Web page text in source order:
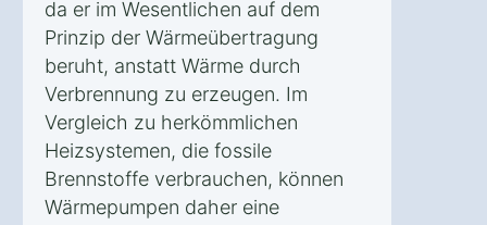
da er im Wesentlichen auf dem
Prinzip der Wärmeübertragung
beruht, anstatt Wärme durch
Verbrennung zu erzeugen. Im
Vergleich zu herkömmlichen
Heizsystemen, die fossile
Brennstoffe verbrauchen, können
Wärmepumpen daher eine